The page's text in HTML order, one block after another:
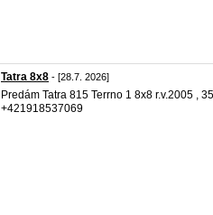
Tatra 8x8 - [28.7. 2026]
Predám Tatra 815 Terrno 1 8x8 r.v.2005 ,
+421918537069